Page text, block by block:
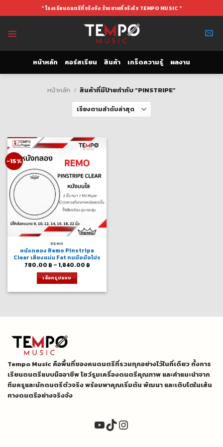
to
" โรงเรียนดนตรีที่จริงจัง ร้านขายที่จริงใจ TEMPO MUSIC "
หน้าหลัก คอร์สเรียน สินค้า เกร็ดความรู้ ผลงาน
หน้าหลัก / สินค้าที่มีป้ายกำกับ “PINSTRIPE”
-15%
REMO
หนังกลอง Remo Pinstripe
Clear เสียงแน่น Fat ทนมือมือโปร
780.00 ฿ –1,840.00 ฿Price
เลือกรูปแบบ
product
options
may
chosen
on
the
product
page
Tempo Music คือพื้นที่ของคนดนตรีที่รวมทุกอย่างไว้ในที่เดียว ทั้งการ
เรียนดนตรีแบบมืออาชีพ โชว์รูมเครื่องดนตรีคุณภาพ และคำแนะนำจาก
ทีมครูและนักดนตรีตัวจริง พร้อมพาคุณเริ่มต้น พัฒนา และเติบโตในเส้น
ทางดนตรีอย่างจริงจัง
YouTube
TikTok
Instagram